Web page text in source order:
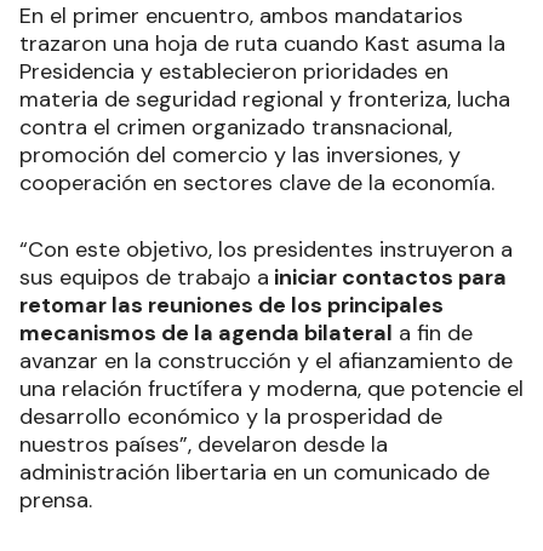
En el primer encuentro, ambos mandatarios
trazaron una hoja de ruta cuando Kast asuma la
Presidencia y establecieron prioridades en
materia de seguridad regional y fronteriza, lucha
contra el crimen organizado transnacional,
promoción del comercio y las inversiones, y
cooperación en sectores clave de la economía.
“Con este objetivo, los presidentes instruyeron a
sus equipos de trabajo a iniciar contactos para
retomar las reuniones de los principales
mecanismos de la agenda bilateral a fin de
avanzar en la construcción y el afianzamiento de
una relación fructífera y moderna, que potencie el
desarrollo económico y la prosperidad de
nuestros países”, develaron desde la
administración libertaria en un comunicado de
prensa.